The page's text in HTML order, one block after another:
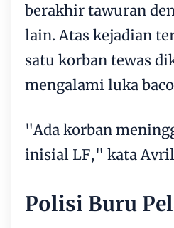
berakhir tawuran
lain. Atas kejadian
satu korban tewas
mengalami luka
"Ada korban
inisial LF," kata
Polisi Buru